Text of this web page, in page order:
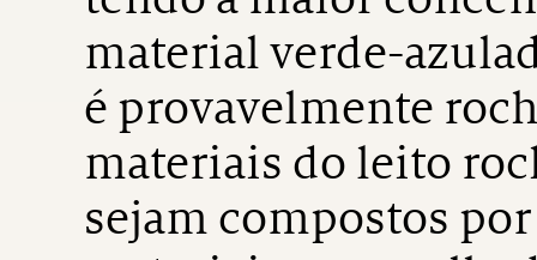
material verde-
é provavelmente
materiais do leito
sejam compostos por